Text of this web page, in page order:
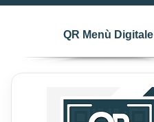
QR Menù Digitale